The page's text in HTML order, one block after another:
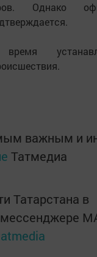
Однако
важным и
Татмедиа
Татарстана в